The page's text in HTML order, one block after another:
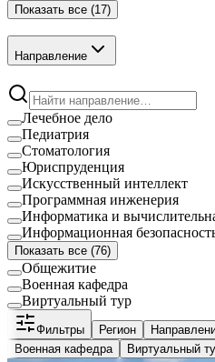
Показать все (17)
Направление
Лечебное дело
Педиатрия
Стоматология
Юриспруденция
Искусственный интеллект
Программная инженерия
Информатика и
Информационная
Показать все (76)
Общежитие
Военная кафедра
Виртуальный тур
Фильтры Регион
Военная кафедра
Виртуальный